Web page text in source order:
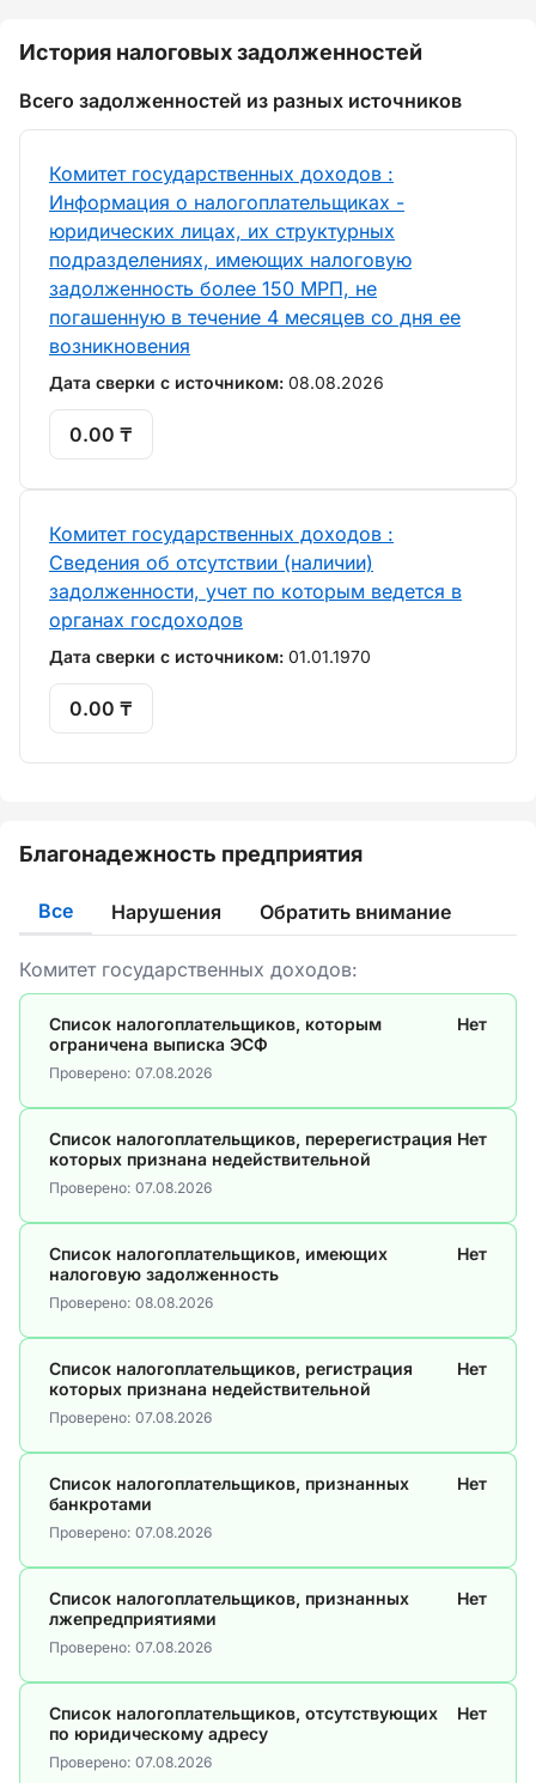
История налоговых задолженностей
Всего задолженностей из разных источников
Комитет государственных доходов :
Информация о налогоплательщиках -
юридических лицах, их структурных
подразделениях, имеющих налоговую
задолженность более 150 МРП, не
погашенную в течение 4 месяцев со дня ее
возникновения
Дата сверки с источником: 08.08.2026
0.00 ₸
Комитет государственных доходов :
Сведения об отсутствии (наличии)
задолженности, учет по которым ведется в
органах госдоходов
Дата сверки с источником: 01.01.1970
0.00 ₸
Благонадежность предприятия
Все Нарушения Обратить внимание
Комитет государственных доходов:
Список налогоплательщиков, которым
ограничена выписка ЭСФ
Нет
Проверено: 07.08.2026
Список налогоплательщиков, перерегистрация
которых признана недействительной
Нет
Проверено: 07.08.2026
Список налогоплательщиков, имеющих
налоговую задолженность
Нет
Проверено: 08.08.2026
Список налогоплательщиков, регистрация
которых признана недействительной
Нет
Проверено: 07.08.2026
Список налогоплательщиков, признанных
банкротами
Нет
Проверено: 07.08.2026
Список налогоплательщиков, признанных
лжепредприятиями
Нет
Проверено: 07.08.2026
Список налогоплательщиков, отсутствующих
по юридическому адресу
Нет
Проверено: 07.08.2026